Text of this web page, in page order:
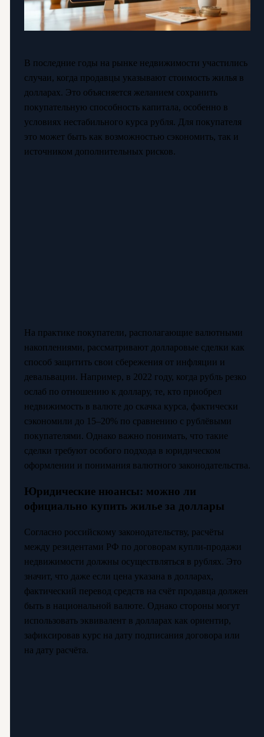
В последние годы на рынке недвижимости участились
случаи, когда продавцы указывают стоимость жилья в
долларах. Это объясняется желанием сохранить
покупательную способность капитала, особенно в
условиях нестабильного курса рубля. Для покупателя
это может быть как возможностью сэкономить, так и
источником дополнительных рисков.
На практике покупатели, располагающие валютными
накоплениями, рассматривают долларовые сделки как
способ защитить свои сбережения от инфляции и
девальвации. Например, в 2022 году, когда рубль резко
ослаб по отношению к доллару, те, кто приобрел
недвижимость в валюте до скачка курса, фактически
сэкономили до 15–20% по сравнению с рублёвыми
покупателями. Однако важно понимать, что такие
сделки требуют особого подхода в юридическом
оформлении и понимания валютного законодательства.
Юридические нюансы: можно ли
официально купить жилье за доллары
Согласно российскому законодательству, расчёты
между резидентами РФ по договорам купли-продажи
недвижимости должны осуществляться в рублях. Это
значит, что даже если цена указана в долларах,
фактический перевод средств на счёт продавца должен
быть в национальной валюте. Однако стороны могут
использовать эквивалент в долларах как ориентир,
зафиксировав курс на дату подписания договора или
на дату расчёта.